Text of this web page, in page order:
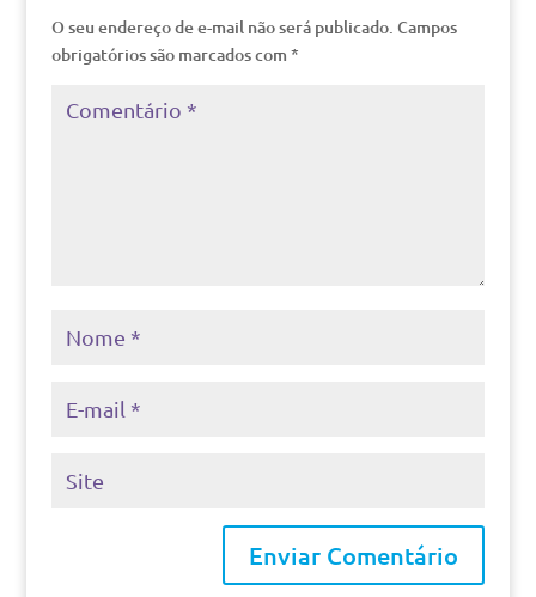
O seu endereço de e-mail não será publicado. Campos
obrigatórios são marcados com *